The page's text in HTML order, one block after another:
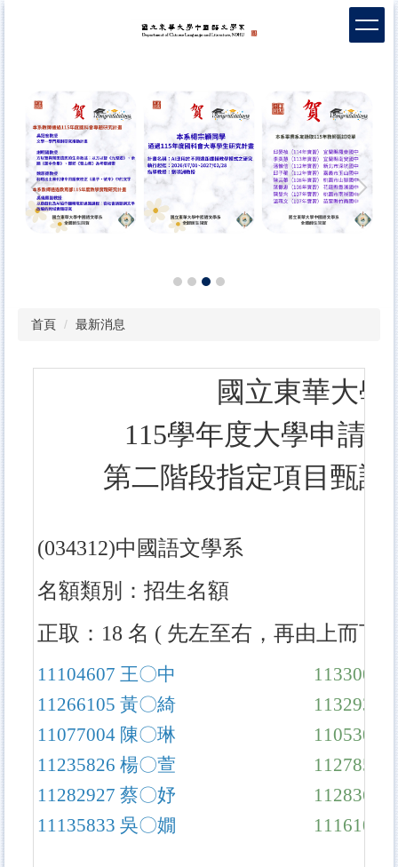
首頁 最新消息
國立東華大學
115學年度大學申請
第二階段指定項目甄試
(034312)中國語文學系
名額類別：招生名額
正取：18 名 ( 先左至右，再由上而下
11104607王〇中 11330023
11266105黃〇綺 11329331
11077004 陳〇琳 11053027
11235826楊〇萱 11278526
11282927蔡〇妤 11283613
11135833吳〇嫺 11161034